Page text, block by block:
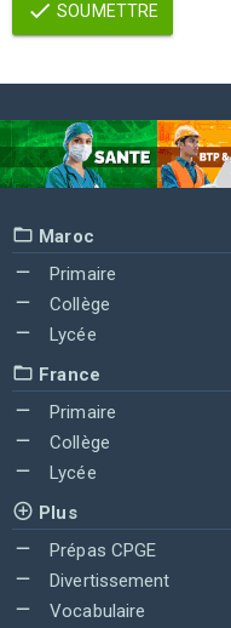
SOUMETTRE
Maroc
Primaire
Collège
Lycée
France
Primaire
Collège
Lycée
Plus
Prépas CPGE
Divertissement
Vocabulaire